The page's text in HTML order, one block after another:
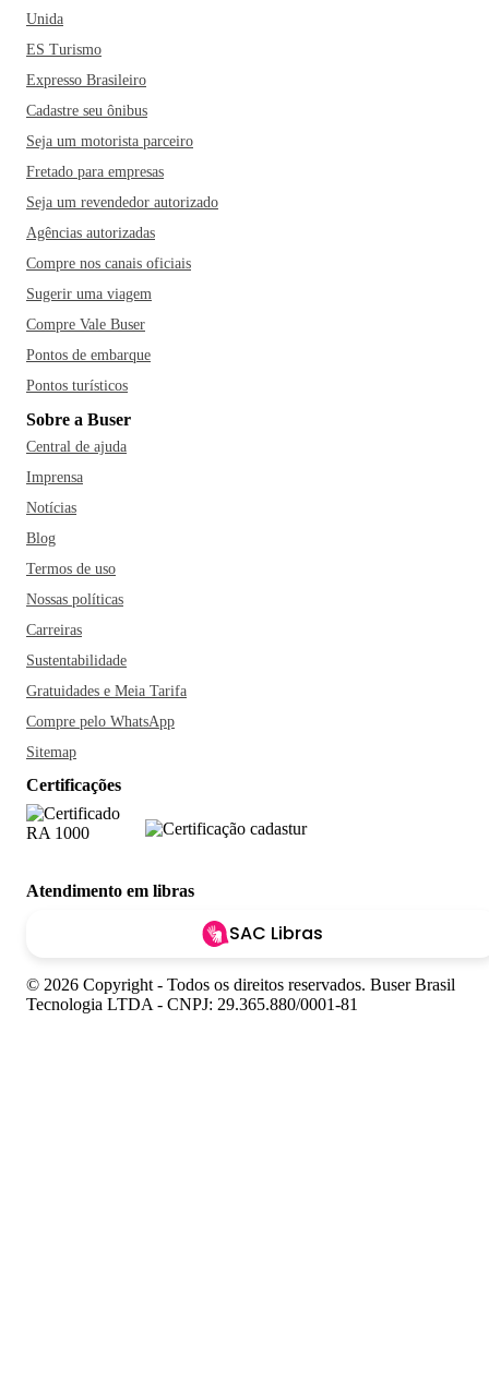
Unida
ES Turismo
Expresso Brasileiro
Cadastre seu ônibus
Seja um motorista parceiro
Fretado para empresas
Seja um revendedor autorizado
Agências autorizadas
Compre nos canais oficiais
Sugerir uma viagem
Compre Vale Buser
Pontos de embarque
Pontos turísticos
Sobre a Buser
Central de ajuda
Imprensa
Notícias
Blog
Termos de uso
Nossas políticas
Carreiras
Sustentabilidade
Gratuidades e Meia Tarifa
Compre pelo WhatsApp
Sitemap
Certificações
Atendimento em libras
SAC Libras
© 2026 Copyright - Todos os direitos reservados. Buser Brasil
Tecnologia LTDA - CNPJ: 29.365.880/0001-81